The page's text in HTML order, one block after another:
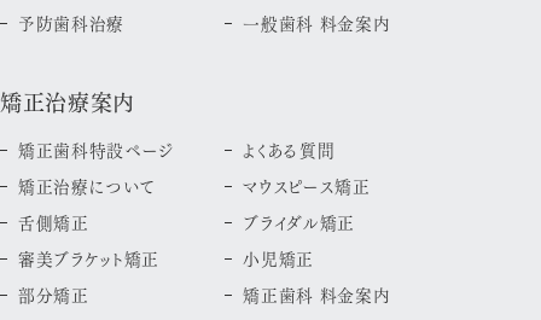
予防歯科治療
一般歯科 料金案内
矯正治療案内
矯正歯科特設ページ
矯正治療について
舌側矯正
審美ブラケット矯正
部分矯正
よくある質問
マウスピース矯正
ブライダル矯正
小児矯正
矯正歯科 料金案内